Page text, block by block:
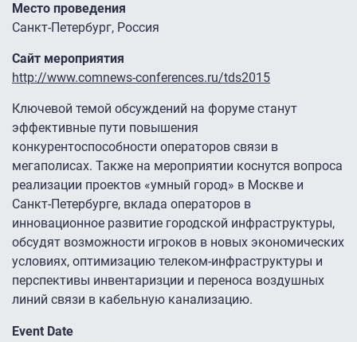
Место проведения
Санкт-Петербург, Россия
Сайт мероприятия
http://www.comnews-conferences.ru/tds2015
Ключевой темой обсуждений на форуме станут
эффективные пути повышения
конкурентоспособности операторов связи в
мегаполисах. Также на мероприятии коснутся вопроса
реализации проектов «умный город» в Москве и
Санкт-Петербурге, вклада операторов в
инновационное развитие городской инфраструктуры,
обсудят возможности игроков в новых экономических
условиях, оптимизацию телеком-инфраструктуры и
перспективы инвентаризции и переноса воздушных
линий связи в кабельную канализацию.
Event Date